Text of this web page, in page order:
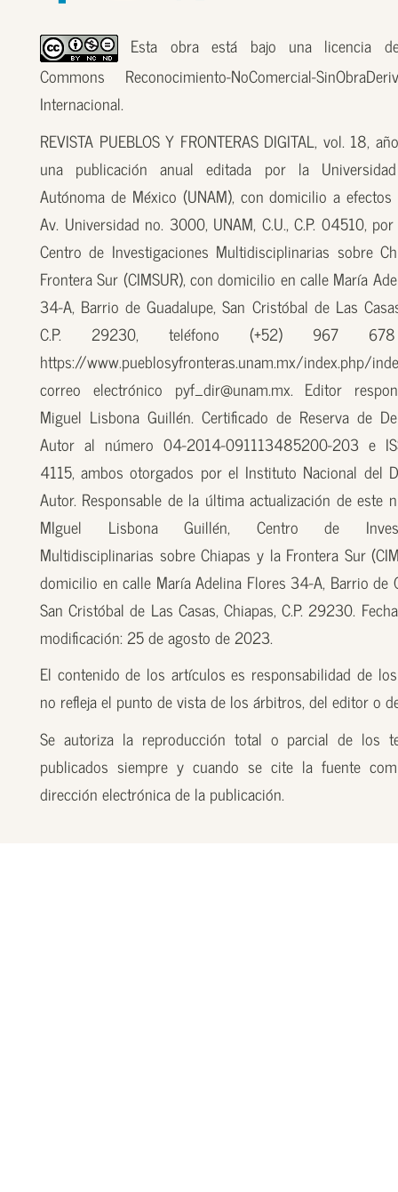
Esta obra está bajo una licencia
Commons Reconocimiento-NoComercial-
Internacional.
REVISTA PUEBLOS Y FRONTERAS DIGITAL, vol. 18,
una publicación anual editada por la
Autónoma de México (UNAM), con domicilio a
Av. Universidad no. 3000, UNAM, C.U., C.P. 04510,
Centro de Investigaciones Multidisciplinarias sobre
Frontera Sur (CIMSUR), con domicilio en calle María
34-A, Barrio de Guadalupe, San Cristóbal de Las
C.P. 29230, teléfono (+52) 967
https://www.pueblosyfronteras.unam.mx/index.php/
correo electrónico pyf_dir@unam.mx. Editor
Miguel Lisbona Guillén. Certificado de Reserva de
Autor al número 04-2014-091113485200-203 e
4115, ambos otorgados por el Instituto Nacional del
Autor. Responsable de la última actualización de este
MIguel Lisbona Guillén, Centro de
Multidisciplinarias sobre Chiapas y la Frontera Sur
domicilio en calle María Adelina Flores 34-A, Barrio de
San Cristóbal de Las Casas, Chiapas, C.P. 29230.
modificación: 25 de agosto de 2023.
El contenido de los artículos es responsabilidad de
no refleja el punto de vista de los árbitros, del editor o
Se autoriza la reproducción total o parcial de los
publicados siempre y cuando se cite la fuente
dirección electrónica de la publicación.